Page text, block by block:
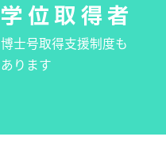
学位取得者
博士号取得支援制度も
あります